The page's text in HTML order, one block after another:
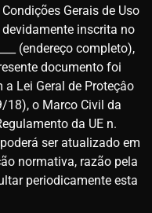
Gerais de Uso
devidamente inscrita no
(endereço completo),
documento foi
Lei Geral de Proteçâo
18), o Marco Civil da
da UE n.
ser atualizado em
normativa, razão pela
periodicamente esta